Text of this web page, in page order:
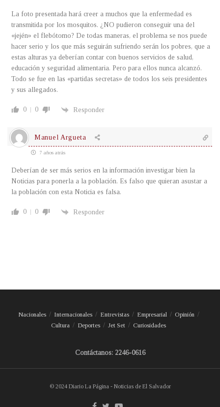
La foto presentada hará creer a muchos que la enfermedad es
transmitida por los mosquitos. ¿NO pudieron conseguir una del
«jején» el flebótomo? De todas maneras, el problema se nos puede
hacer serio y los que más seguirán sufriendo serán los pobres, que a
estas alturas ya deberían contar con buenos servicios de salud,
educación y seguridad alimentaria. Pero para ellos nunca alcanzó.
Todo se fue en las «partidas secretas» de todos los seis presidentes
y sus allegados.
0 0 Responder
Manuel Argueta
7 años atrás
Deberían de ser más serios en la información investigar bien la
Noticias para ponerla a la población. Es falso que quieran asustar a
la población con esta Noticia es falsa.
0 0 Responder
Nacionales Internacionales Entrevistas Empresarial
Opinión
Cultura
Deportes Jet Set Curiosidades
Contáctanos: 2246-0616
© 2024 Diario La Página - Noticias de El Salvador